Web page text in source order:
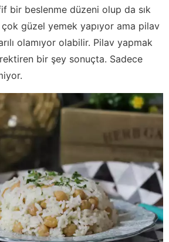
bir beslenme düzeni olup da sık
güzel yemek yapıyor ama pilav
olamıyor olabilir. Pilav yapmak
bir şey sonuçta. Sadece